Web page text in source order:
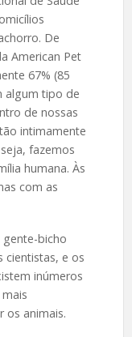
De
American Pet
67% (85
algum tipo de
de nossas
intimamente
fazemos
humana. Às
com as
gente-bicho
cientistas, e os
inúmeros
os animais.